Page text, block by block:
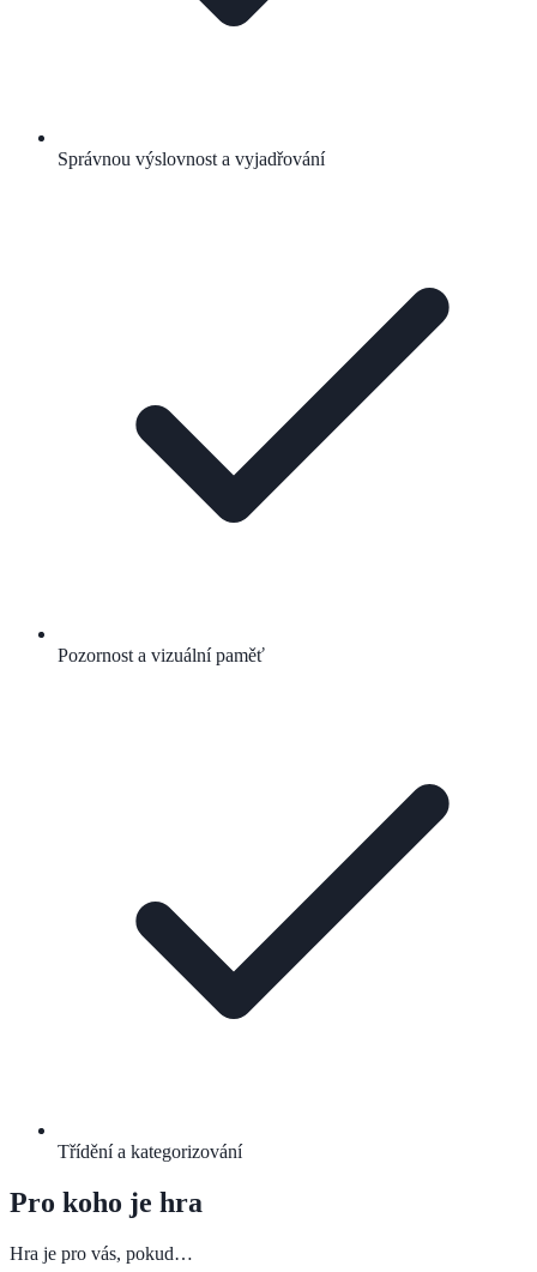
Správnou výslovnost a vyjadřování
Pozornost a vizuální paměť
Třídění a kategorizování
Pro koho je hra
Hra je pro vás, pokud…